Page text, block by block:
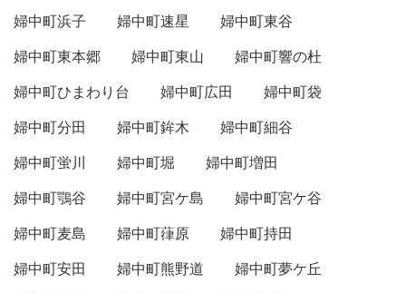
婦中町浜子
婦中町速星
婦中町東谷
婦中町東本郷
婦中町東山
婦中町響の杜
婦中町ひまわり台
婦中町広田
婦中町袋
婦中町分田
婦中町鉾木
婦中町細谷
婦中町蛍川
婦中町堀
婦中町増田
婦中町鶚谷
婦中町宮ケ島
婦中町宮ケ谷
婦中町麦島
婦中町葎原
婦中町持田
婦中町安田
婦中町熊野道
婦中町夢ケ丘